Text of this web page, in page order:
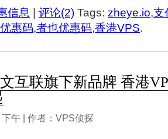
信息 | 评论(2) Tags: zheye.io,支
惠码,者也优惠码,香港VPS.
互联旗下新品牌 香港
午 | 作者：VPS侦探